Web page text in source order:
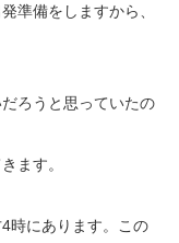
準備をしますから、
ろうと思っていたの
ます。
時にあります。この